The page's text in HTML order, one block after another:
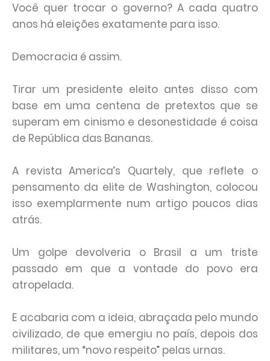
Você quer trocar o governo? A cada quatro
anos há eleições exatamente para isso.
Democracia é assim.
Tirar um presidente eleito antes disso com
base em uma centena de pretextos que se
superam em cinismo e desonestidade é coisa
de República das Bananas.
A revista America’s Quartely, que reflete o
pensamento da elite de Washington, colocou
isso exemplarmente num artigo poucos dias
atrás.
Um golpe devolveria o Brasil a um triste
passado em que a vontade do povo era
atropelada.
E acabaria com a ideia, abraçada pelo mundo
civilizado, de que emergiu no país, depois dos
militares, um “novo respeito” pelas urnas.